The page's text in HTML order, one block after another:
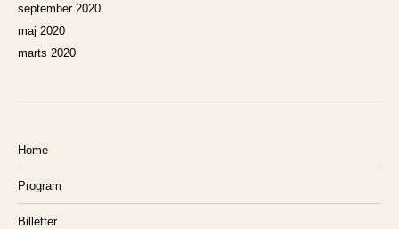
september 2020
maj 2020
marts 2020
Home
Program
Billetter